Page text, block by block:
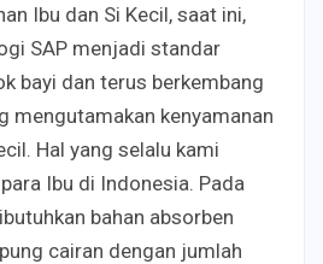
Ibu dan Si Kecil, saat ini,
SAP menjadi standar
bayi dan terus berkembang
mengutamakan kenyamanan
Hal yang selalu kami
Ibu di Indonesia. Pada
bahan absorben
cairan dengan jumlah